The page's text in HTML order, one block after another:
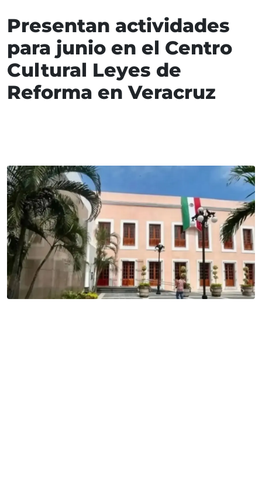
Presentan actividades
para junio en el Centro
Cultural Leyes de
Reforma en Veracruz